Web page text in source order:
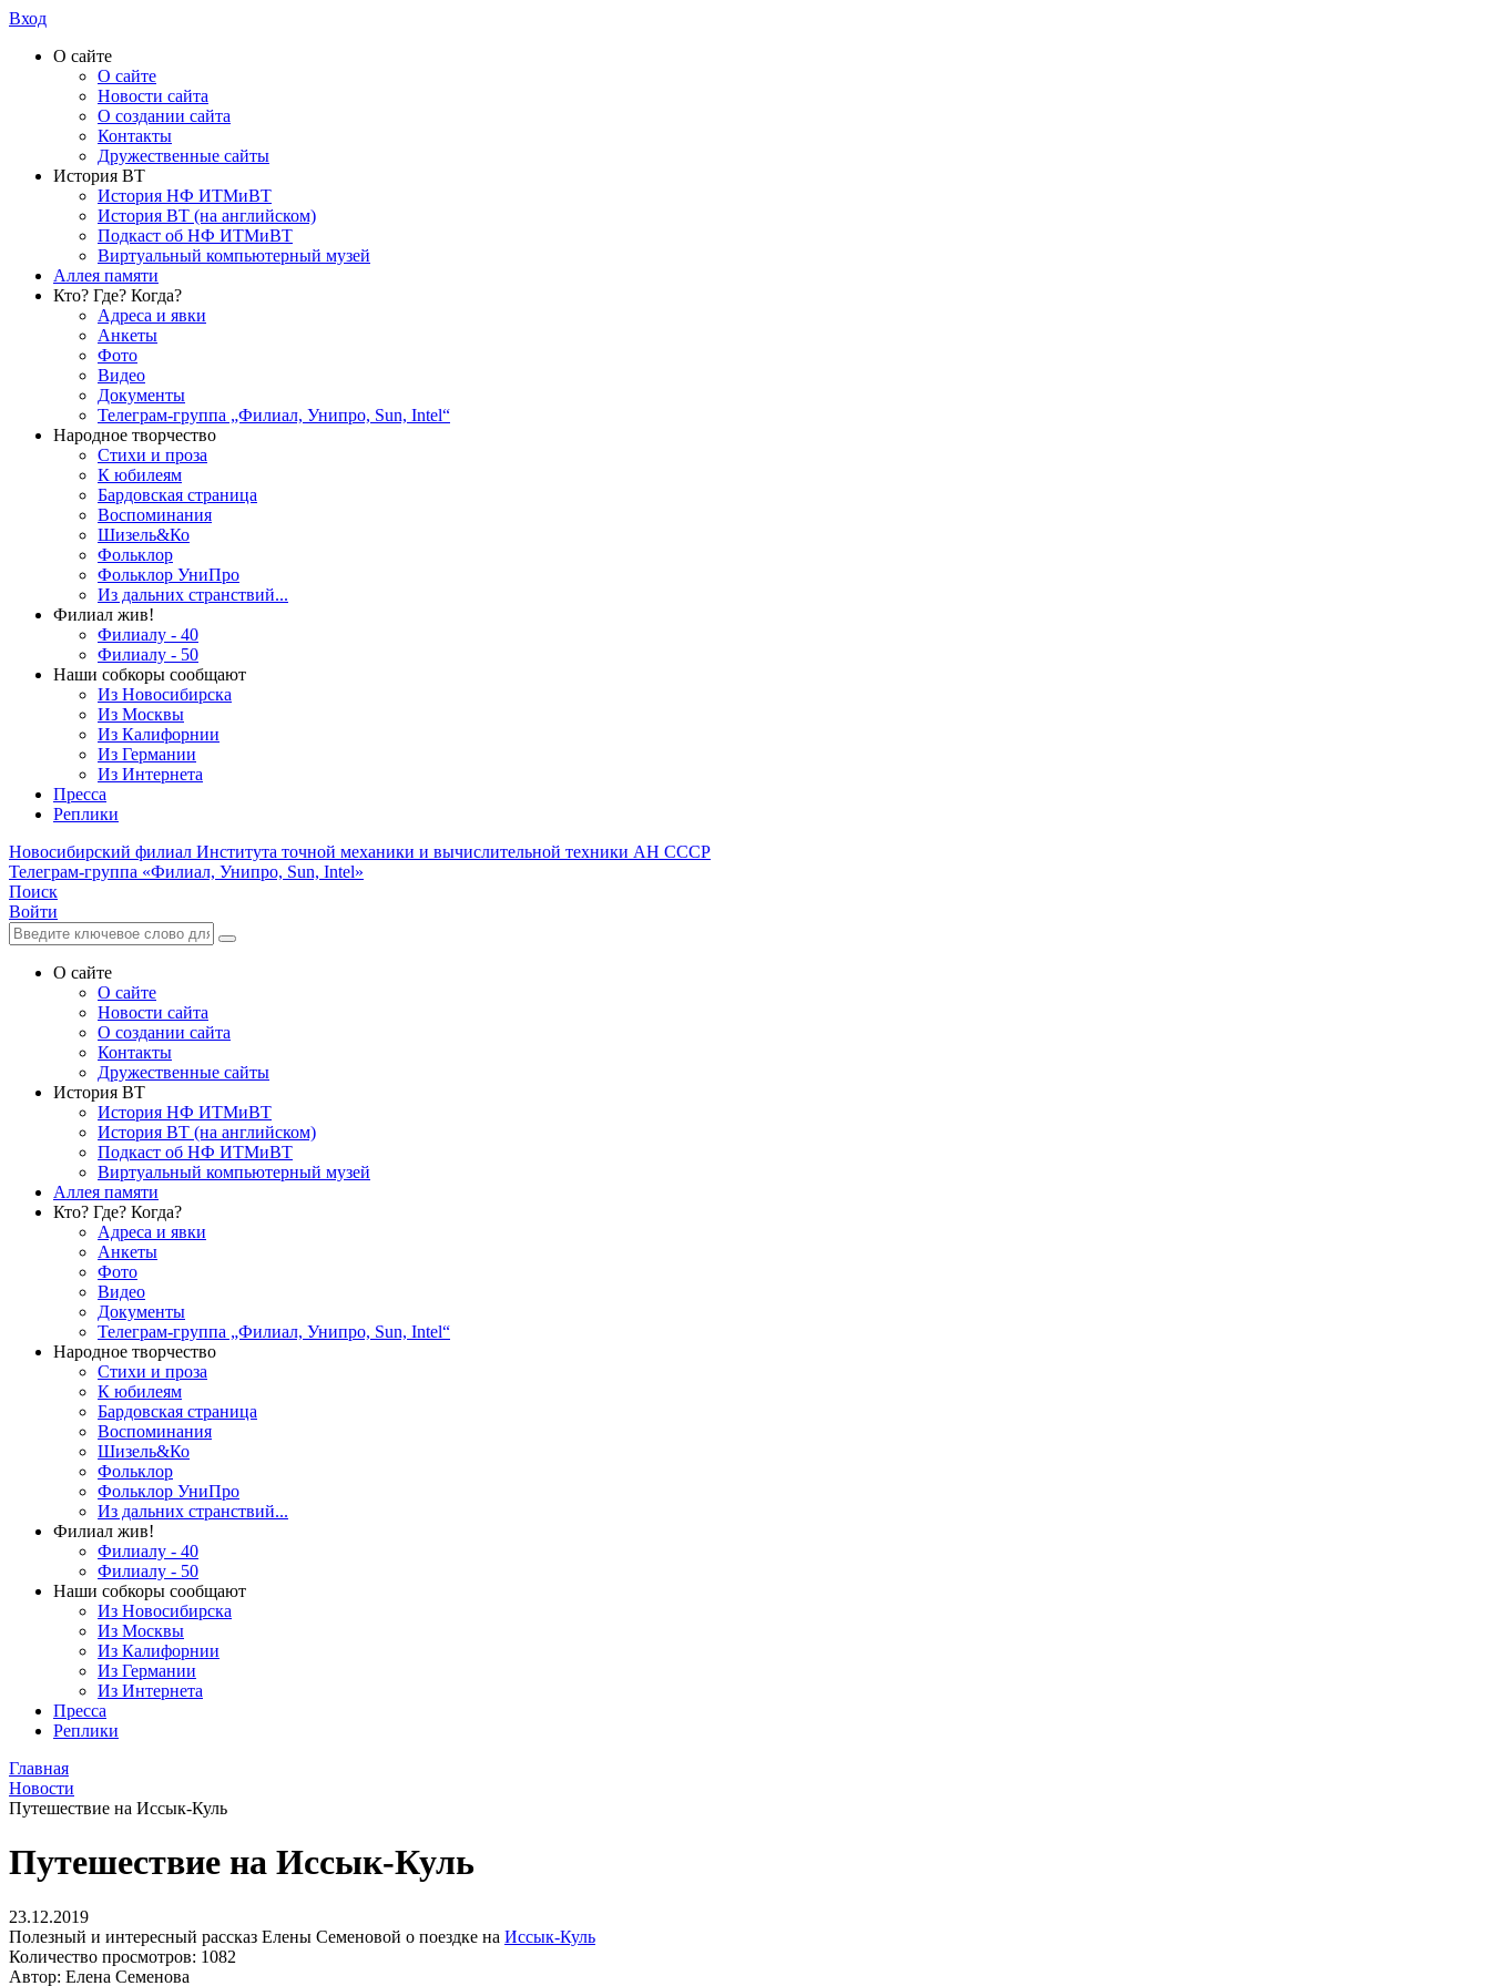
Вход
О сайте
О сайте
Новости сайта
О создании сайта
Контакты
Дружественные сайты
История ВТ
История НФ ИТМиВТ
История ВТ (на английском)
Подкаст об НФ ИТМиВТ
Виртуальный компьютерный музей
Аллея памяти
Кто? Где? Когда?
Адреса и явки
Анкеты
Фото
Видео
Документы
Телеграм-группа „Филиал, Унипро, Sun, Intel“
Народное творчество
Стихи и проза
К юбилеям
Бардовская страница
Воспоминания
Шизель&Ко
Фольклор
Фольклор УниПро
Из дальних странствий...
Филиал жив!
Филиалу - 40
Филиалу - 50
Наши собкоры сообщают
Из Новосибирска
Из Москвы
Из Калифорнии
Из Германии
Из Интернета
Пресса
Реплики
Новосибирский филиал Института точной механики и вычислительной техники АН СССР
Телеграм-группа «Филиал, Унипро, Sun, Intel»
Поиск
Войти
О сайте
О сайте
Новости сайта
О создании сайта
Контакты
Дружественные сайты
История ВТ
История НФ ИТМиВТ
История ВТ (на английском)
Подкаст об НФ ИТМиВТ
Виртуальный компьютерный музей
Аллея памяти
Кто? Где? Когда?
Адреса и явки
Анкеты
Фото
Видео
Документы
Телеграм-группа „Филиал, Унипро, Sun, Intel“
Народное творчество
Стихи и проза
К юбилеям
Бардовская страница
Воспоминания
Шизель&Ко
Фольклор
Фольклор УниПро
Из дальних странствий...
Филиал жив!
Филиалу - 40
Филиалу - 50
Наши собкоры сообщают
Из Новосибирска
Из Москвы
Из Калифорнии
Из Германии
Из Интернета
Пресса
Реплики
Главная
Новости
Путешествие на Иссык-Куль
Путешествие на Иссык-Куль
23.12.2019
Полезный и интересный рассказ Елены Семеновой о поездке на Иссык-Куль
Количество просмотров: 1082
Автор: Елена Семенова